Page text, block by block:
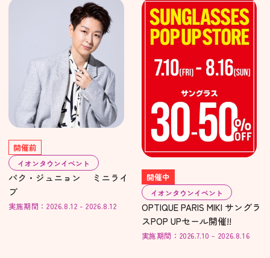
開催前
イオンタウンイベント
パク・ジュニョン ミニライ
ブ
実施期間：2026.8.12 - 2026.8.12
開催中
イオンタウンイベント
OPTIQUE PARIS MIKI サングラ
スPOP UPセール開催!!
実施期間：2026.7.10 - 2026.8.16